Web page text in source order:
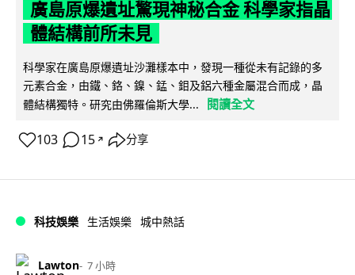
廣島原爆遺址驚現神秘合金 科學家指晶
體結構前所未見
科學家在廣島原爆遺址沙灘樣本中，發現一種從未有記錄的多
元素合金，由鐵、鉻、鎳、錳、鉬及鋁六種金屬混合而成，晶
體結構獨特。研究由佛羅倫斯大學...
閱讀全文
103 15 ↗ 分享
科技娛樂 生活娛樂 城中熱話
Lawton 7 小時